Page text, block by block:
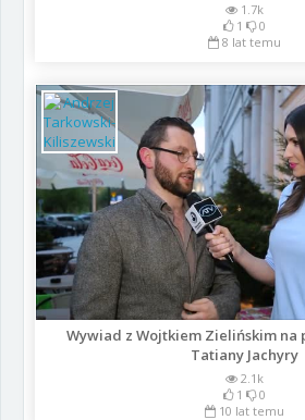
1.7k
1
0
8 lat temu
Wywiad z Wojtkiem Zielińskim na
Tatiany Jachyry
2.1k
1
0
10 lat temu